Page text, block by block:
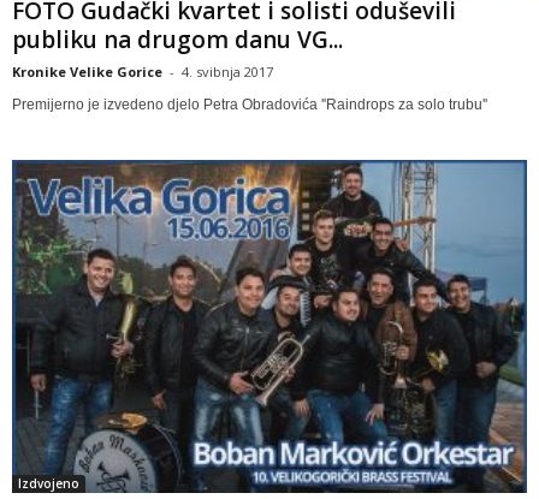
FOTO Gudački kvartet i solisti oduševili
publiku na drugom danu VG...
Kronike Velike Gorice - 4. svibnja 2017
Premijerno je izvedeno djelo Petra Obradovića ''Raindrops za solo trubu''
Izdvojeno